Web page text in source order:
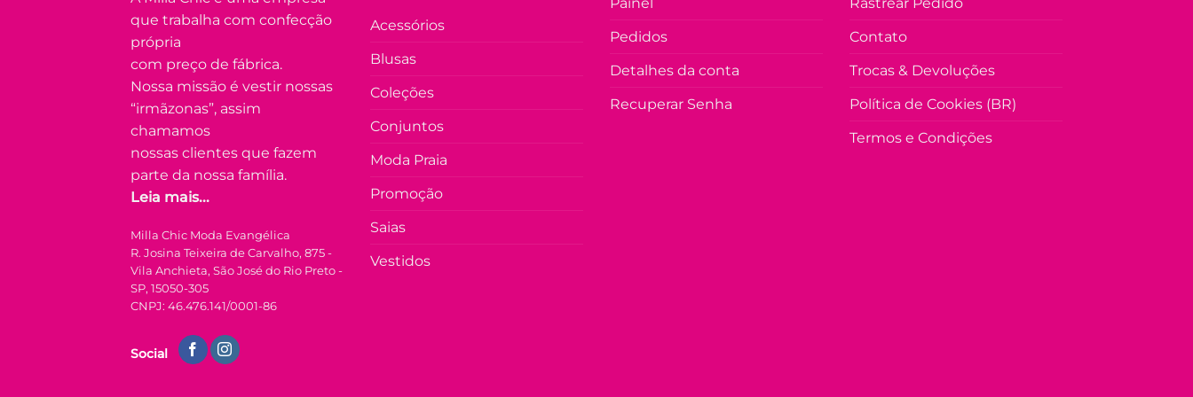
que trabalha com confecção
própria
com preço de fábrica.
Nossa missão é vestir nossas
“irmãzonas”, assim
chamamos
nossas clientes que fazem
parte da nossa família.
Leia mais...
Milla Chic Moda Evangélica
R. Josina Teixeira de Carvalho, 875 -
Vila Anchieta, São José do Rio Preto -
SP, 15050-305
CNPJ: 46.476.141/0001-86
Social
Acessórios
Blusas
Coleções
Conjuntos
Moda Praia
Promoção
Saias
Vestidos
Pedidos
Detalhes da conta
Recuperar Senha
Contato
Trocas & Devoluções
Política de Cookies (BR)
Termos e Condições